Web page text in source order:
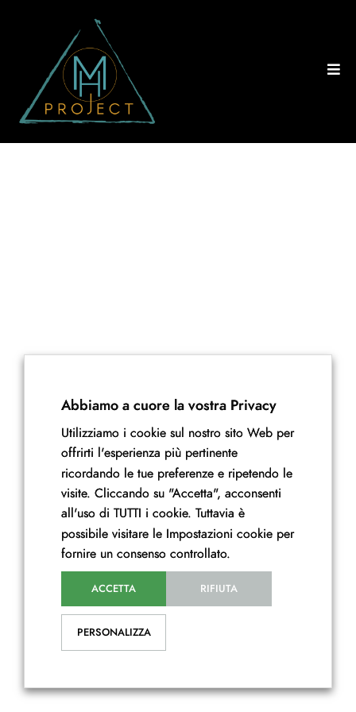
Abbiamo a cuore la vostra Privacy
Utilizziamo i cookie sul nostro sito Web per
offrirti l'esperienza più pertinente
ricordando le tue preferenze e ripetendo le
visite. Cliccando su "Accetta", acconsenti
all'uso di TUTTI i cookie. Tuttavia è
possibile visitare le Impostazioni cookie per
fornire un consenso controllato.
ACCETTA RIFIUTA
PERSONALIZZA